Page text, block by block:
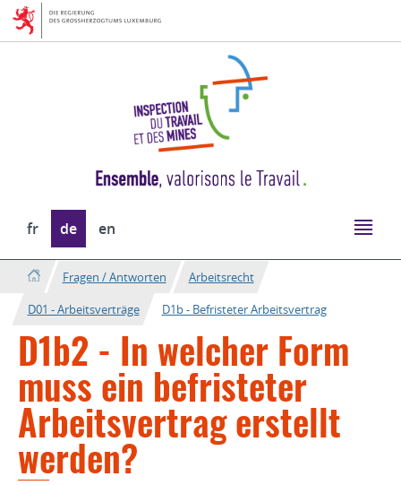
Zur
Navigation
Zum
Inhalt
Sprache
wechseln
fr de en
Fragen / Antworten
Arbeitsrecht
D01 - Arbeitsverträge
D1b - Befristeter Arbeitsvertrag
D1b2 - In welcher Form
muss ein befristeter
Arbeitsvertrag erstellt
werden?